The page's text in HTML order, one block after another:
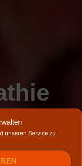
unseren Service zu